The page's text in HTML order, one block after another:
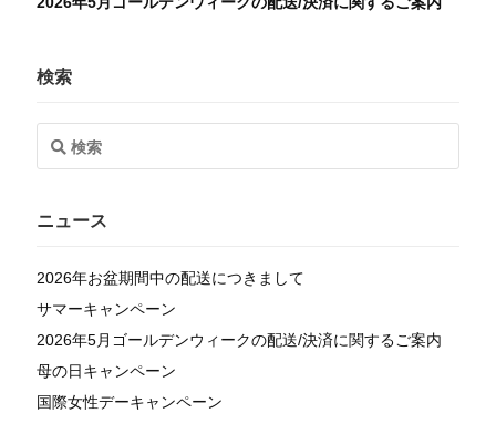
検索
ニュース
2026年お盆期間中の配送につきまして
サマーキャンペーン
2026年5月ゴールデンウィークの配送/決済に関するご案内
母の日キャンペーン
国際女性デーキャンペーン